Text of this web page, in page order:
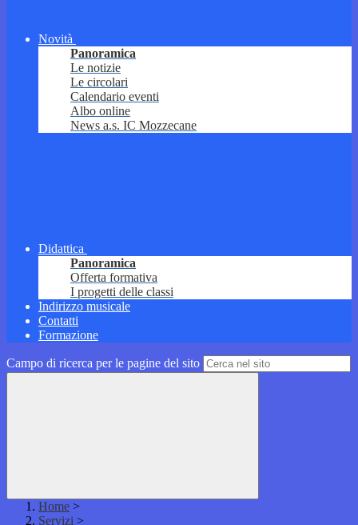
Novità
Panoramica
Le notizie
Le circolari
Calendario eventi
Albo online
News a.s. IC Mozzecane
Didattica
Panoramica
Offerta formativa
I progetti delle classi
Indirizzo musicale
Contatti
Formazione
Campo di ricerca per le pagine del sito
Home >
Servizi >